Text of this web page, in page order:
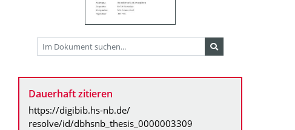
Dauerhaft zitieren
https://digibib.hs-nb.de/
resolve/id/dbhsnb_thesis_0000003309